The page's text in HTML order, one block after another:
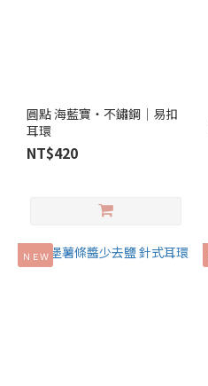
圓點 海藍寶‧不鏽鋼｜易扣
耳環
NT$420
ＮＥＷ